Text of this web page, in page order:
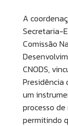
A
Secretaria-
Comissão
CNODS,
Presidência
um
processo
permitindo